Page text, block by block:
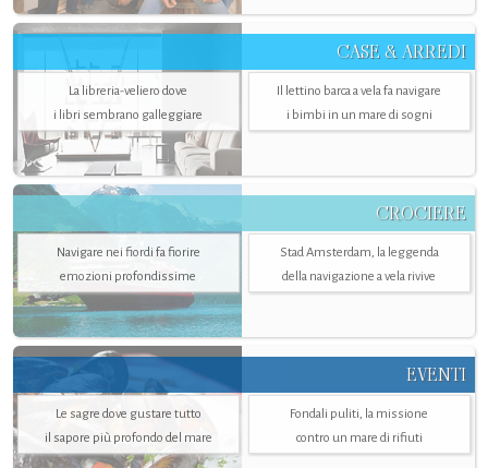
CASE & ARREDI
La libreria-veliero dove
i libri sembrano galleggiare
Il lettino barca a vela fa navigare
i bimbi in un mare di sogni
CROCIERE
Navigare nei fiordi fa fiorire
emozioni profondissime
Stad Amsterdam, la leggenda
della navigazione a vela rivive
EVENTI
Le sagre dove gustare tutto
il sapore più profondo del mare
Fondali puliti, la missione
contro un mare di rifiuti